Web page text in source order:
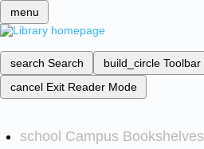
menu
search Search build_circle Toolbar
cancel Exit Reader Mode
school Campus Bookshelves